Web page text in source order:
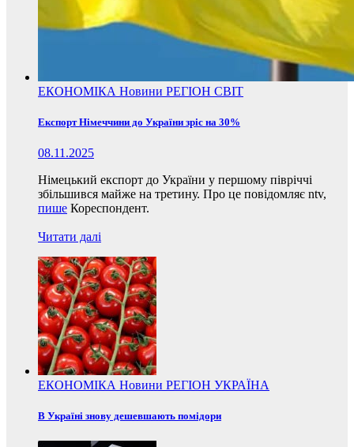
ЕКОНОМІКА Новини РЕГІОН СВІТ
Експорт Німеччини до України зріс на 30%
08.11.2025
Німецький експорт до України у першому півріччі
збільшився майже на третину. Про це повідомляє ntv,
пише Кореспондент.
Читати далі
ЕКОНОМІКА Новини РЕГІОН УКРАЇНА
В Україні знову дешевшають помідори